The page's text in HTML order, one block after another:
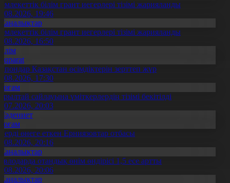
білім грант иегерлері тізімі жарияланды
19:46
білім грант иегерлері тізімі жарияланды
16:50
Қазақстан өсімдіктерін зерттеп жүр
17:30
сайлауына үміткерлердің тізімі бекітілді
20:03
өнеге еткен Ерниязовтар отбасы
20:16
отандық өнім өндірісі 1,5 есе артты
20:06